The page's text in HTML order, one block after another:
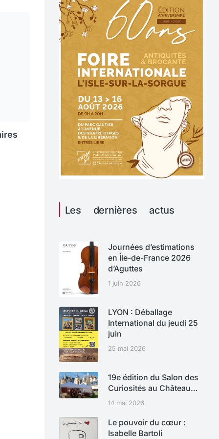
Les dernières actus
Journées d’estimations
en Île-de-France 2026
d’Aguttes
1 juin 2026
LYON : Déballage
International du jeudi 25
juin
25 mai 2026
19e édition du Salon des
Curiosités au Château…
14 mai 2026
Le pouvoir du cœur :
Isabelle Bartoli